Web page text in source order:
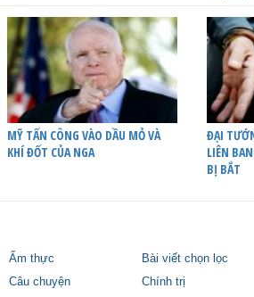
MỸ TẤN CÔNG VÀO DẦU MỎ VÀ
KHÍ ĐỐT CỦA NGA
ĐẠI
LIÊN
BỊ BẮT
Ẩm thực Bài viết chọn lọc
Câu chuyện
Chính trị